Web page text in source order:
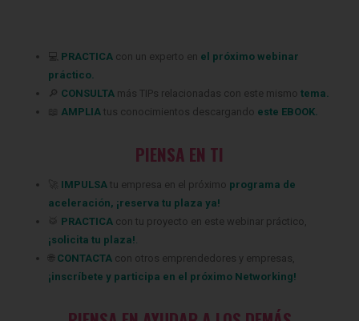
💻 PRACTICA con un experto en el próximo webinar
práctico.
🔎 CONSULTA más TIPs relacionadas con este mismo tema.
AMPLIA tus conocimientos descargando este EBOOK.
PIENSA EN TI
‍🚀 IMPULSA tu empresa en el próximo programa de
aceleración, ¡reserva tu plaza ya!
PRACTICA con tu proyecto en este webinar práctico,
¡solicita tu plaza!
🌐 CONTACTA con otros emprendedores y empresas,
¡inscríbete y participa en el próximo Networking!